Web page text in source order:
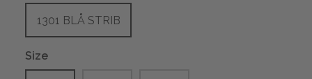
1301 BLÅ STRIB
Size